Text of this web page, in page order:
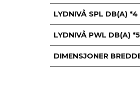
LYDNIVÅ SPL DB(A) *4
LYDNIVÅ PWL DB(A) *5
DIMENSJONER